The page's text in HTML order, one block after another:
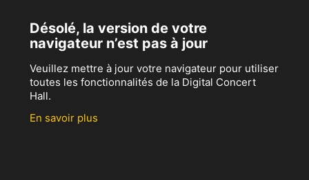
Désolé, la version de votre
navigateur n’est pas à jour
Veuillez mettre à jour votre navigateur pour utiliser
toutes les fonctionnalités de la Digital Concert
Hall.
En savoir plus